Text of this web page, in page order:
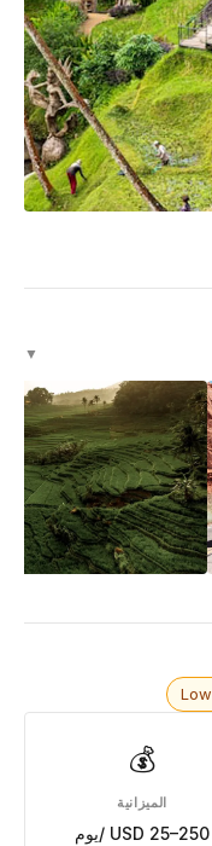
▼
Low
💰
الميزانية
USD 25–250 /يوم